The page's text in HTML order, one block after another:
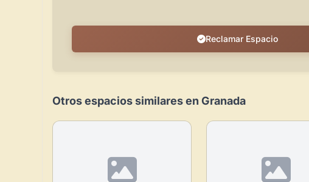
Reclamar Espacio
Otros espacios similares en Granada